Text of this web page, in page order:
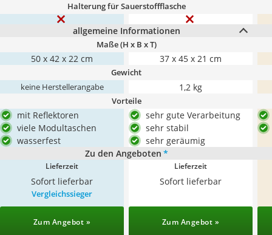
Halterung für Sauerstoffflasche
allgemeine Informationen
Maße (H x B x T)
50 x 42 x 22 cm 37 x 45 x 21 cm
Gewicht
keine Herstellerangabe 1,2 kg
Vorteile
mit Reflektoren
viele Modultaschen
wasserfest
sehr gute Verarbeitung
sehr stabil
sehr geräumig
Zu den Angeboten *
Lieferzeit
Sofort lieferbar
Lieferzeit
Sofort lieferbar
Vergleichssieger
Zum Angebot » Zum Angebot »